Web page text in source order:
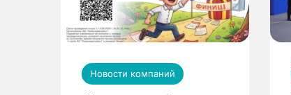
Новости компаний